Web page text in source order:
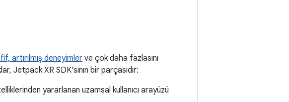
artırılmış deneyimler ve çok daha fazlasını
Jetpack XR SDK'sının bir parçasıdır:
yararlanan uzamsal kullanıcı arayüzü